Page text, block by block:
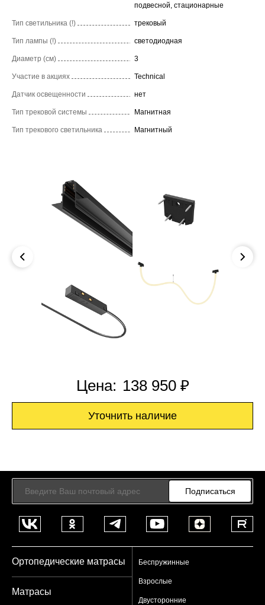
подвесной, стационарные
Тип светильника (!) трековый
Тип лампы (!) светодиодная
Диаметр (см) 3
Участие в акциях Technical
Датчик освещенности нет
Тип трековой системы Магнитная
Тип трекового светильника Магнитный
Цена: 138 950 ₽
Уточнить наличие
Подписаться
Ортопедические матрасы Беспружинные
Взрослые
Двусторонние
Матрасы